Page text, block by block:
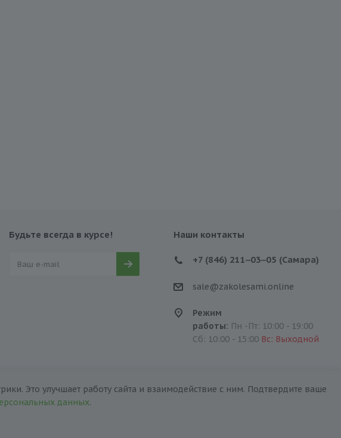
Будьте всегда в курсе! Наши контакты
+7 (846) 211‒03‒05 (Самара)
sale@zakolesami.online
Режим
работы: Пн -Пт: 10:00 - 19:00
Сб: 10:00 - 15:00 Вс: Выходной
Это улучшает работу сайта и взаимодействие с ним. Подтвердите ваше
данных.